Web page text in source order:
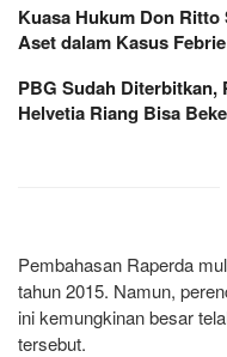
Kuasa Hukum Don
Aset dalam Kasus
PBG Sudah Diterbitkan,
Helvetia Riang Bisa
Pembahasan Raperda
tahun 2015. Namun,
ini kemungkinan besar
tersebut.